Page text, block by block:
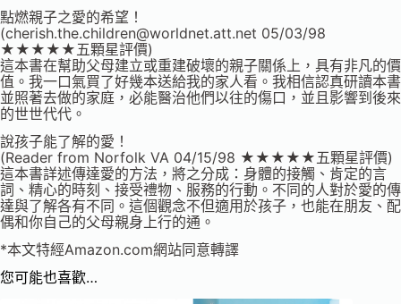
點燃親子之愛的希望！
(cherish.the.children@worldnet.att.net 05/03/98
★★★★★五顆星評價)
這本書在幫助父母建立或重建破壞的親子關係上，具有非凡的價
值。我一口氣買了好幾本送給我的家人看。我相信認真研讀本書
並照著去做的家庭，必能醫治他們以往的傷口，並且影響到後來
的世世代代。
說孩子能了解的愛！
(Reader from Norfolk VA 04/15/98 ★★★★★五顆星評價)
這本書詳述傳達愛的方法，將之分成：身體的接觸、肯定的言
詞、精心的時刻、接受禮物、服務的行動。不同的人對於愛的傳
達與了解各有不同。這個觀念不但適用於孩子，也能在朋友、配
偶和你自己的父母親身上行的通。
*本文特經Amazon.com網站同意轉譯
您可能也喜歡…